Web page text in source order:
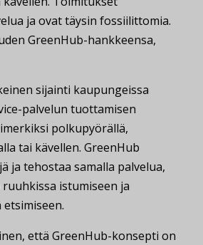
ja ovat täysin fossiilittomia.
GreenHub-hankkeensa,
sijainti kaupungeissa
palvelun tuottamisen
polkupyörällä,
tai kävellen. GreenHub
ja tehostaa samalla palvelua,
istumiseen ja
että GreenHub-konsepti on